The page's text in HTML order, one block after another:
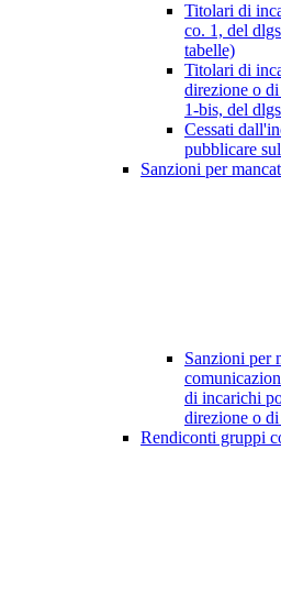
Titolari di
co. 1, del
tabelle)
Titolari di
direzione o
1-bis, del
Cessati
pubblicare
Sanzioni per
Sanzioni per
di incarichi
direzione o
Rendiconti gruppi